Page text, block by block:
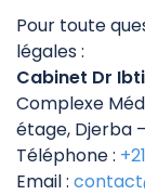
Pour toute
légales :
Cabinet Dr
Complexe
étage, Djerba
Téléphone :
Email :